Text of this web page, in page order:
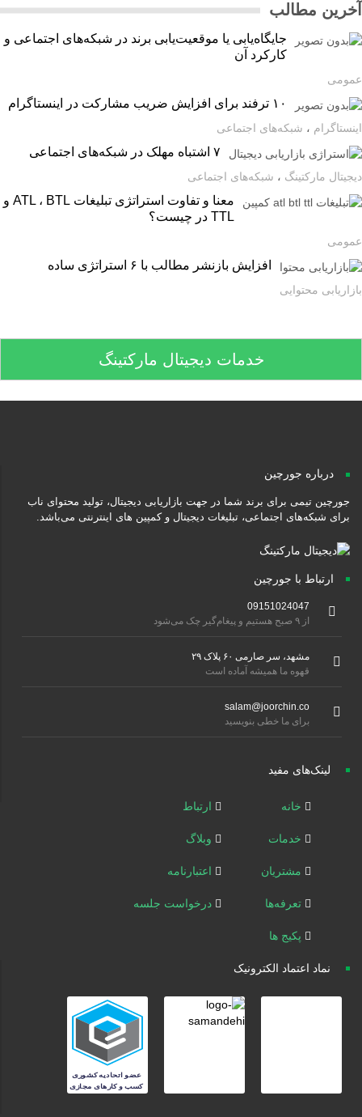
مطالب
جایگاه‌یابی یا موقعیت‌یابی برند در شبکه‌های اجتماعی و
کارکرد آن
۱۰ ترفند برای افزایش ضریب مشارکت در اینستاگرام
،شبکه‌های اجتماعی
مارکتینگ،شبکه‌های اجتماعی
معنا و تفاوت استراتژی تبلیغات ATL ، BTL و
TTL در چیست؟
افزایش بازنشر مطالب با ۶ استراتژی ساده
محتوایی
خدمات دیجیتال مارکتینگ
درباره جورچین
جورچین تیمی برای برند شما در جهت بازاریابی دیجیتال، تولید محتوای ناب
برای شبکه‌های اجتماعی، تبلیغات دیجیتال و کمپین های اینترنتی می‌باشد.
ارتباط با جورچین
09151024047
مشهد، سر صارمی ۶۰ پلاک ۲۹
قهوه ما همیشه آماده است
salam@joorchin.co
برای ما خطی بنویسید
لینک‌های مفید
خانه
خدمات
مشتریان
تعرفه‌ها
پکیج ها
ارتباط
وبلاگ
اعتبارنامه
درخواست جلسه
نماد اعتماد الکترونیک